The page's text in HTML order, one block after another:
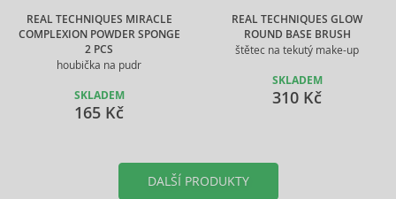
REAL TECHNIQUES MIRACLE
COMPLEXION POWDER SPONGE
2 PCS
houbička na pudr
SKLADEM
165 Kč
REAL TECHNIQUES GLOW
ROUND BASE BRUSH
štětec na tekutý make-up
SKLADEM
310 Kč
DALŠÍ PRODUKTY